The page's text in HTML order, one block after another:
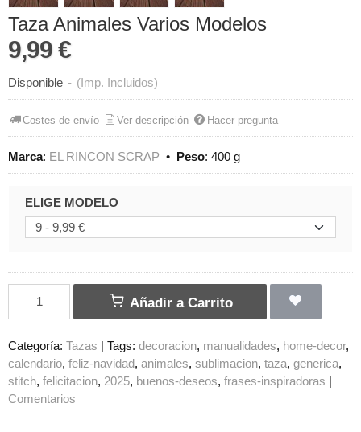
Taza Animales Varios Modelos
9,99 €
Disponible - (Imp. Incluidos)
Costes de envío Ver descripción Hacer pregunta
Marca: EL RINCON SCRAP • Peso: 400 g
ELIGE MODELO
Añadir a Carrito
Categoría: Tazas | Tags: decoracion manualidades home-decor
calendario feliz-navidad animales sublimacion taza generica
stitch felicitacion 2025 buenos-deseos frases-inspiradoras |
Comentarios